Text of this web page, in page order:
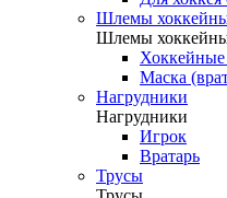
Шлемы
Шлемы
Маска
Нагрудники
Нагрудники
Игрок
Вратарь
Трусы